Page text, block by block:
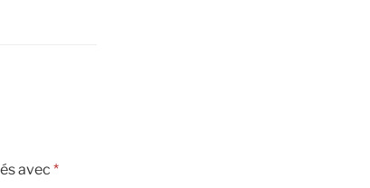
avec *